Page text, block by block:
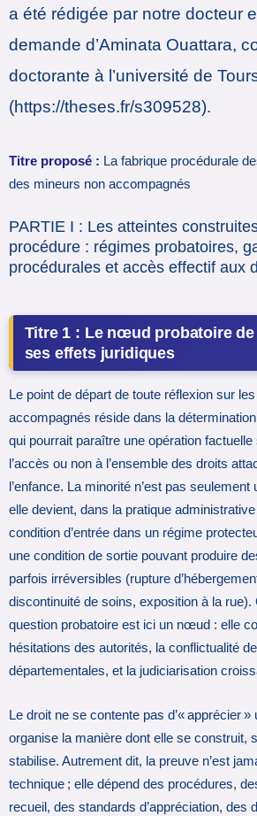
a été rédigée par notre docteur
demande d’Aminata Ouattara,
doctorante à l’université de
(https://theses.fr/s309528).
Titre proposé : La fabrique procédurale
des mineurs non accompagnés
PARTIE I : Les atteintes
procédure : régimes probatoires,
procédurales et accès effectif aux
Titre 1 : Le nœud probatoire
ses effets juridiques
Le point de départ de toute réflexion sur
accompagnés réside dans la
qui pourrait paraître une opération factuelle
l’accès ou non à l’ensemble des droits
l’enfance. La minorité n’est pas seulement
elle devient, dans la pratique
condition d’entrée dans un régime
une condition de sortie pouvant produire
parfois irréversibles (rupture
discontinuité de soins, exposition à la rue).
question probatoire est ici un nœud : elle
hésitations des autorités, la conflictualité
départementales, et la judiciarisation
Le droit ne se contente pas d’« apprécier »
organise la manière dont elle se construit,
stabilise. Autrement dit, la preuve n’est
technique ; elle dépend des procédures,
recueil, des standards d’appréciation, des